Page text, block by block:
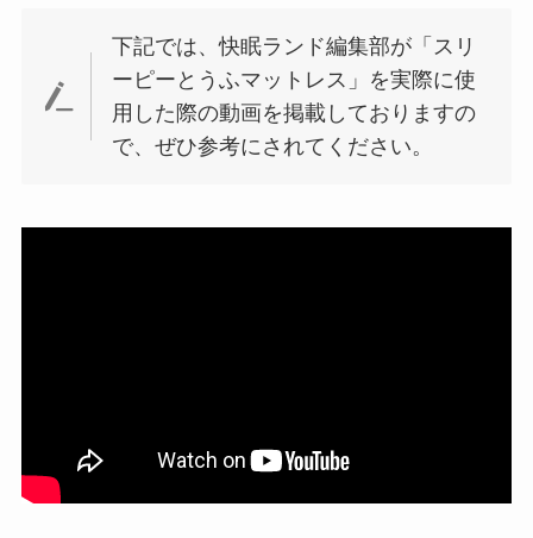
下記では、快眠ランド編集部が「スリ
ーピーとうふマットレス」を実際に使
用した際の動画を掲載しておりますの
で、ぜひ参考にされてください。